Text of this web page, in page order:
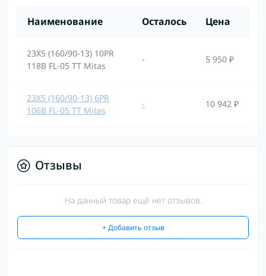
Наименование Осталось Цена
23X5 (160/90-13) 10PR
118B FL-05 TT Mitas
- 5 950 ₽
23X5 (160/90-13) 6PR
106B FL-05 TT Mitas
- 10 942 ₽
Отзывы
На данный товар ещё нет отзывов.
+ Добавить отзыв